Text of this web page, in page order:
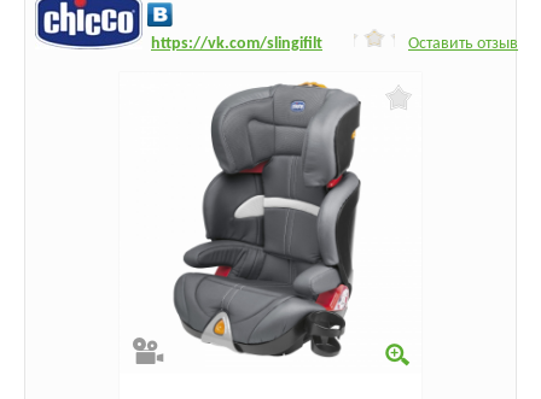
https://vk.com/slingifilt Оставить отзыв